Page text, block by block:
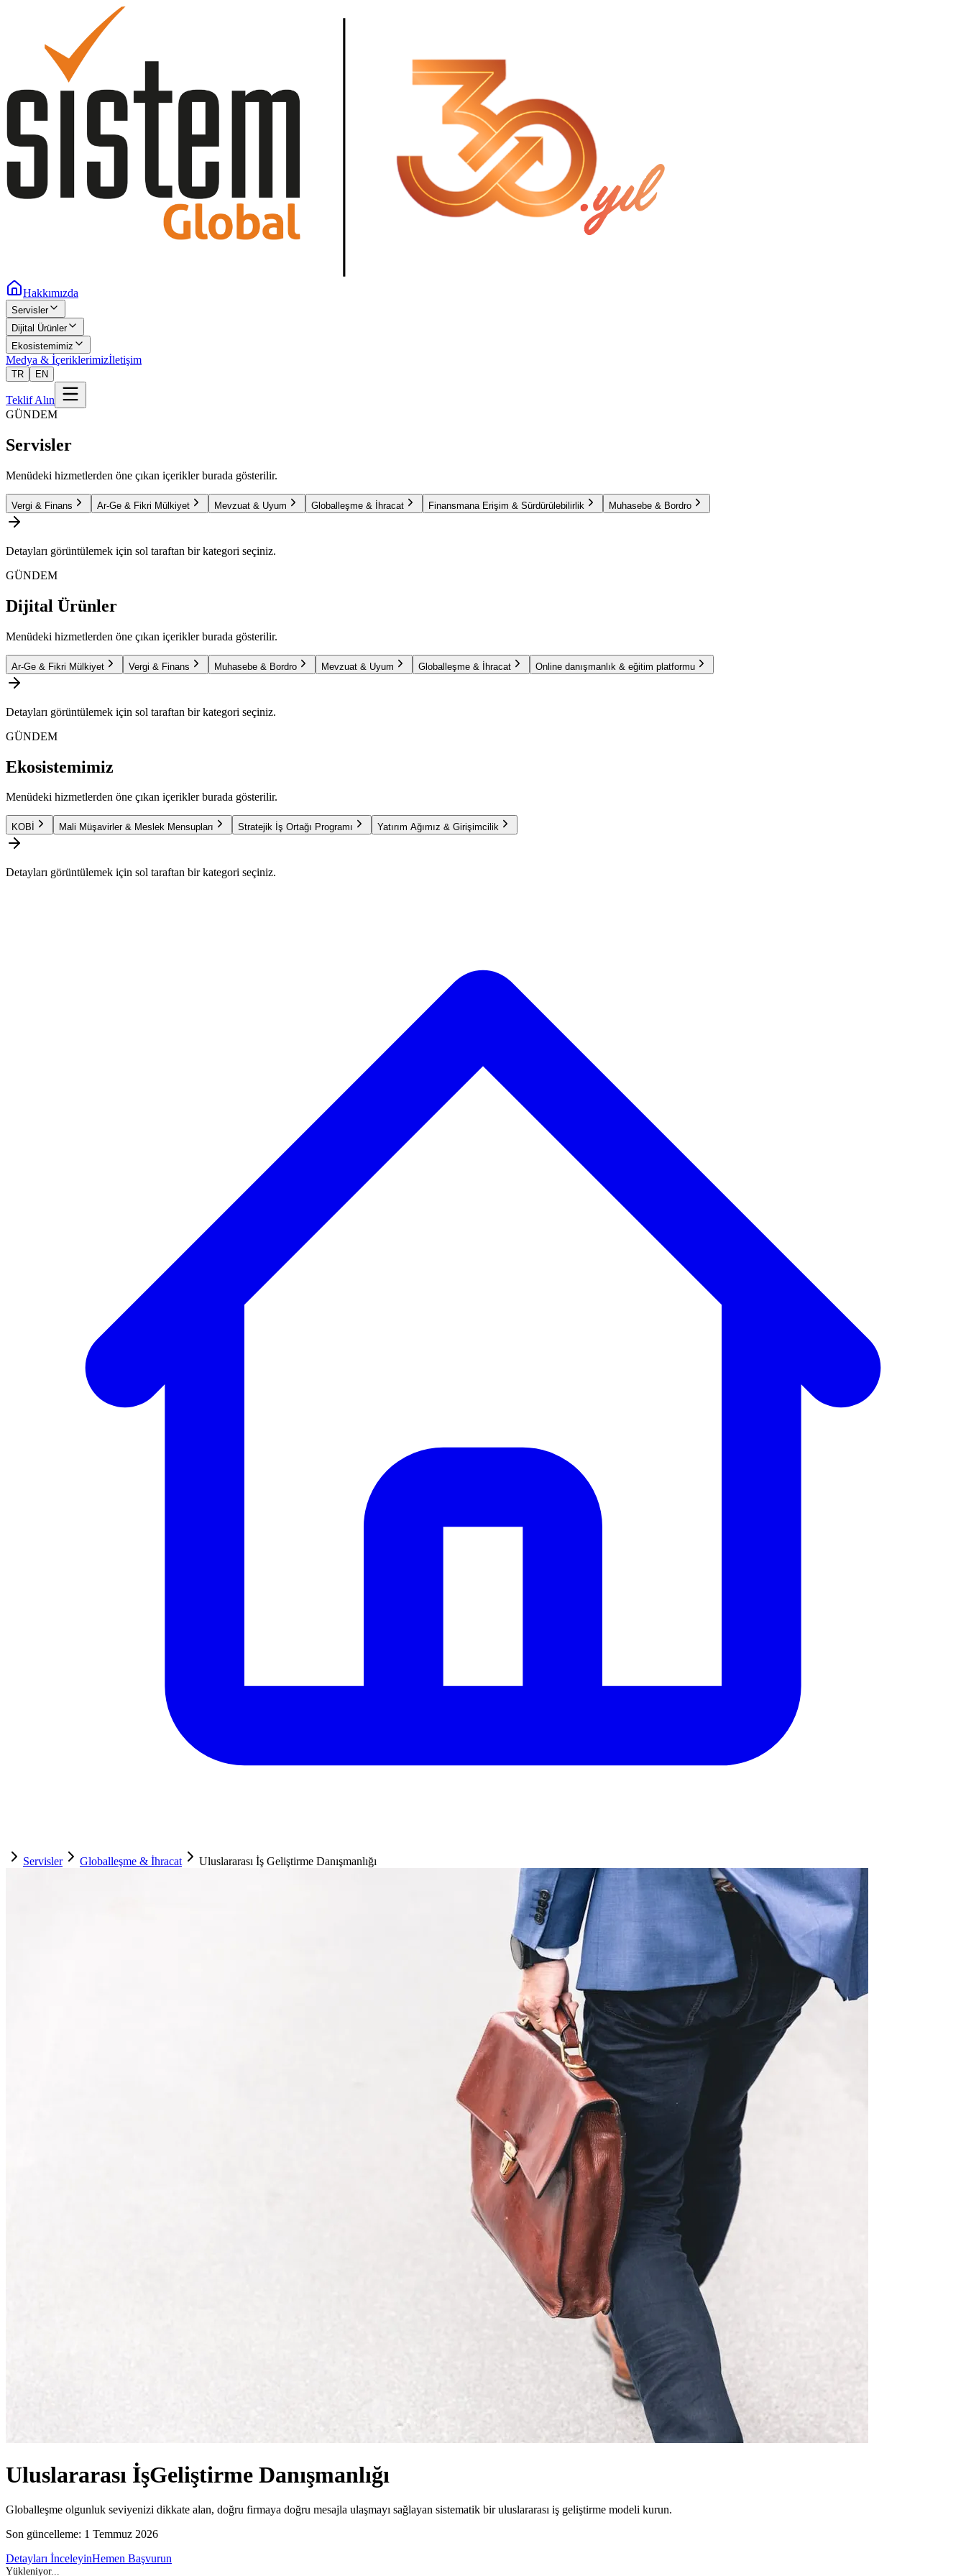
Hakkımızda
Servisler
Dijital Ürünler
Ekosistemimiz
Medya & İçeriklerimizİletişim
TR EN
Teklif Alın
GÜNDEM
Servisler
Menüdeki hizmetlerden öne çıkan içerikler burada gösterilir.
Vergi & Finans Ar-Ge & Fikri Mülkiyet Mevzuat & Uyum Globalleşme & İhracat Finansmana Erişim & Sürdürülebilirlik Muhasebe & Bordro
Detayları görüntülemek için sol taraftan bir kategori seçiniz.
GÜNDEM
Dijital Ürünler
Menüdeki hizmetlerden öne çıkan içerikler burada gösterilir.
Ar-Ge & Fikri Mülkiyet Vergi & Finans Muhasebe & Bordro Mevzuat & Uyum Globalleşme & İhracat Online danışmanlık & eğitim platformu
Detayları görüntülemek için sol taraftan bir kategori seçiniz.
GÜNDEM
Ekosistemimiz
Menüdeki hizmetlerden öne çıkan içerikler burada gösterilir.
KOBİ Mali Müşavirler & Meslek Mensupları Stratejik İş Ortağı Programı Yatırım Ağımız & Girişimcilik
Detayları görüntülemek için sol taraftan bir kategori seçiniz.
Servisler Globalleşme & İhracat Uluslararası İş Geliştirme Danışmanlığı
Uluslararası İşGeliştirme Danışmanlığı
Globalleşme olgunluk seviyenizi dikkate alan, doğru firmaya doğru mesajla ulaşmayı sağlayan sistematik bir uluslararası iş geliştirme modeli kurun.
Son güncelleme: 1 Temmuz 2026
Detayları İnceleyinHemen Başvurun